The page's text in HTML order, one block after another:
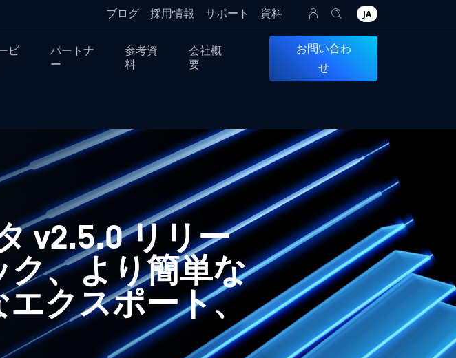
ブログ 採用情報 サポート 資料 JA
ビ
パートナ
ー
参考資
料
会社概
要
お問い合わ
せ
v2.5.0 リリー
、より簡単な
クスポート、